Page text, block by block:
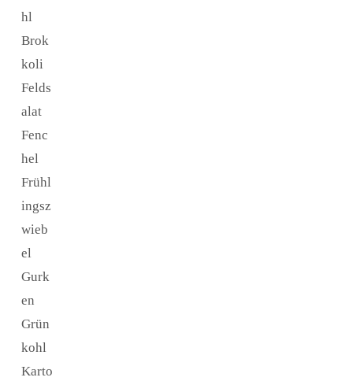
hl
Brok
koli
Felds
alat
Fenc
hel
Frühl
ingsz
wieb
el
Gurk
en
Grün
kohl
Karto